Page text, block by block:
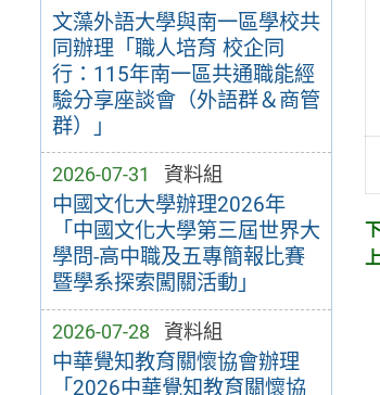
文藻外語大學與南一區學校共
同辦理「職人培育 校企同
行：115年南一區共通職能經
驗分享座談會（外語群＆商管
群）」
2026-07-31 資料組
中國文化大學辦理2026年
「中國文化大學第三屆世界大
學問-高中職及五專簡報比賽
暨學系探索闖關活動」
2026-07-28 資料組
中華覺知教育關懷協會辦理
「2026中華覺知教育關懷協